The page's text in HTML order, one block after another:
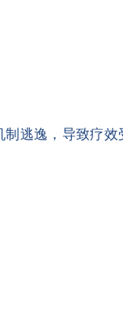
逃逸，导致疗